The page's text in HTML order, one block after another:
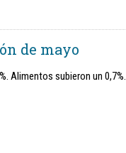
de mayo
Alimentos subieron un 0,7%.